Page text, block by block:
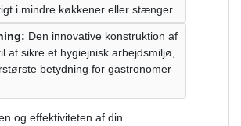
i mindre køkkener eller stænger.
Den innovative konstruktion af
at sikre et hygiejnisk arbejdsmiljø,
betydning for gastronomer
og effektiviteten af din